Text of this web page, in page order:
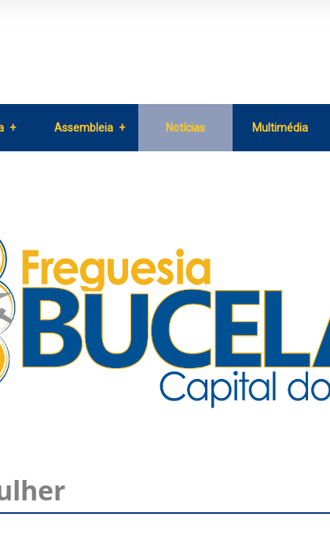
Assembleia Notícias Multimédia